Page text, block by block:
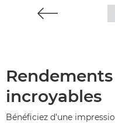
incroyables
Bénéficiez d’une